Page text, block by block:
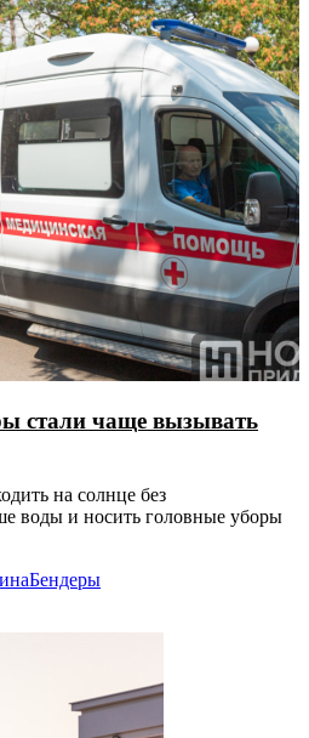
стали чаще вызывать
на солнце без
воды и носить головные уборы
Бендеры